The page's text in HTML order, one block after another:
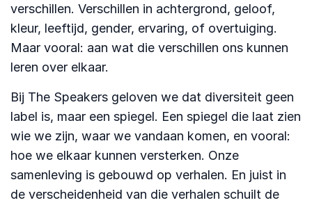
verschillen. Verschillen in achtergrond, geloof,
kleur, leeftijd, gender, ervaring, of overtuiging.
Maar vooral: aan wat die verschillen ons kunnen
leren over elkaar.
Bij The Speakers geloven we dat diversiteit geen
label is, maar een spiegel. Een spiegel die laat zien
wie we zijn, waar we vandaan komen, en vooral:
hoe we elkaar kunnen versterken. Onze
samenleving is gebouwd op verhalen. En juist in
de verscheidenheid van die verhalen schuilt de